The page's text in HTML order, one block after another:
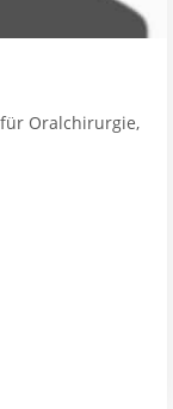
Oralchirurgie,